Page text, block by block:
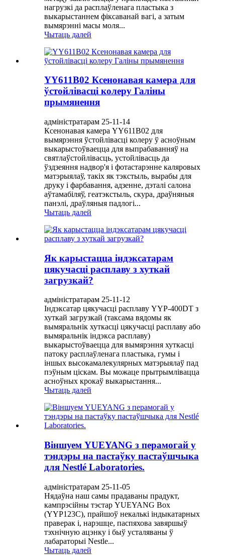
нагрузкі да расплаўленага пластыка з
выкарыстаннем фіксаванай вагі, а затым
вымярэнні масы моля...
Чытаць далей
YY611B02 Ксенонавая камера для
ўстойлівасці колеру Галіны
прымянення
адміністратарам 25-11-14
Ксенонавая камера YY611B02 для
вымярэння ўстойлівасці колеру ў асноўным
выкарыстоўваецца для выпрабаванняў на
святлаўстойлівасць, устойлівасць да
ўздзеяння надвор'я і фотастарэнне каляровых
матэрыялаў, такіх як тэкстыль, вырабы для
друку і фарбавання, адзенне, дэталі салона
аўтамабіляў, геатэкстыль, скура, драўняныя
панэлі, драўляныя падлогі...
Чытаць далей
Як карыстацца індэксатарам
цякучасці расплаву з хуткай
загрузкай?
адміністратарам 25-11-12
Індэксатар цякучасці расплаву YYP-400DT з
хуткай загрузкай (таксама вядомы як
вымяральнік хуткасці цякучасці расплаву або
вымяральнік індэкса расплаву)
выкарыстоўваецца для вымярэння хуткасці
патоку расплаўленага пластыка, гумы і
іншых высокамалекулярных матэрыялаў пад
пэўным ціскам. Вы можаце прытрымлівацца
асноўных крокаў выкарыстання...
Чытаць далей
Віншуем YUEYANG з перамогай у
тэндэры на пастаўку пастаўшчыка
для Nestlé Laboratories.
адміністратарам 25-11-05
Нядаўна наш самы прадаваны прадукт,
кампрэсійны тэстар YUEYANG Box
(YYP123C), прайшоў некалькі індыкатарных
праверак і, нарэшце, паспяхова завяршыў
тэхнічную ацэнку і быў усталяваны ў
лабараторыі Nestle...
Чытаць далей